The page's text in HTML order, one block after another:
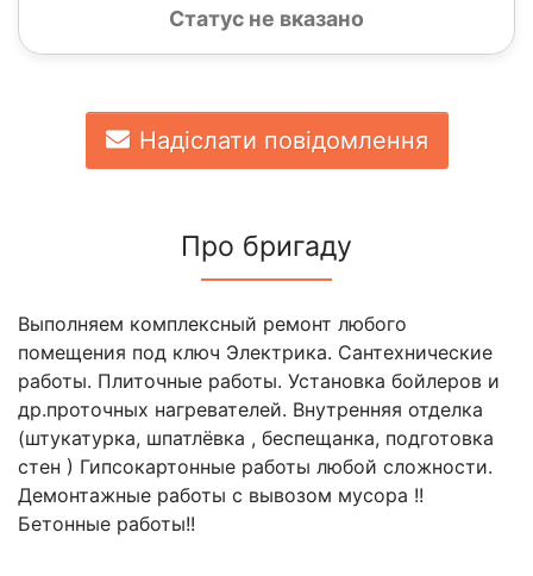
Статус не вказано
Надіслати повідомлення
Про бригаду
Выполняем комплексный ремонт любого
помещения под ключ Электрика. Сантехнические
работы. Плиточные работы. Установка бойлеров и
др.проточных нагревателей. Внутренняя отделка
(штукатурка, шпатлёвка , беспещанка, подготовка
стен ) Гипсокартонные работы любой сложности.
Демонтажные работы с вывозом мусора !!
Бетонные работы!!